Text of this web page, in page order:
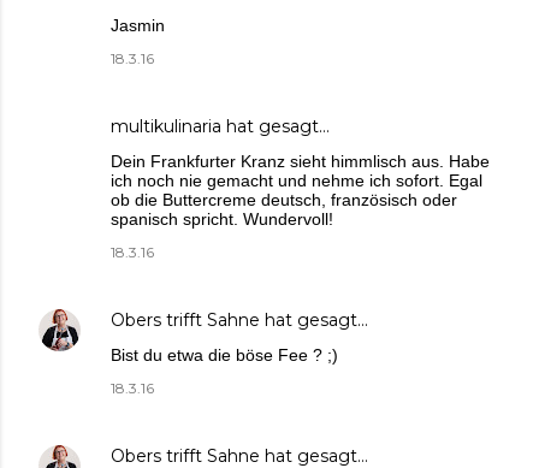
Jasmin
18.3.16
multikulinaria hat gesagt…
Dein Frankfurter Kranz sieht himmlisch aus. Habe
ich noch nie gemacht und nehme ich sofort. Egal
ob die Buttercreme deutsch, französisch oder
spanisch spricht. Wundervoll!
18.3.16
Obers trifft Sahne hat gesagt…
Bist du etwa die böse Fee ? ;)
18.3.16
Obers trifft Sahne hat gesagt…